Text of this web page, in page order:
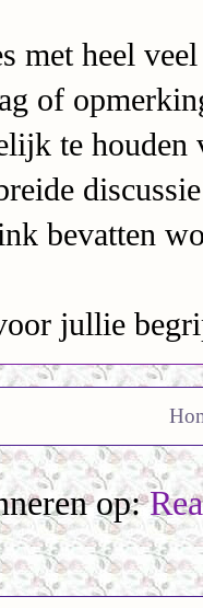
met heel
of
te houden
bevatten
jullie
op: